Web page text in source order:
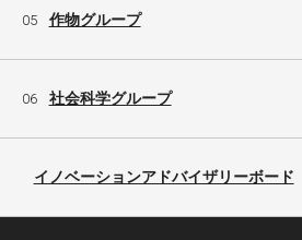
05 作物グループ
06 社会科学グループ
イノベーションアドバイザリーボード